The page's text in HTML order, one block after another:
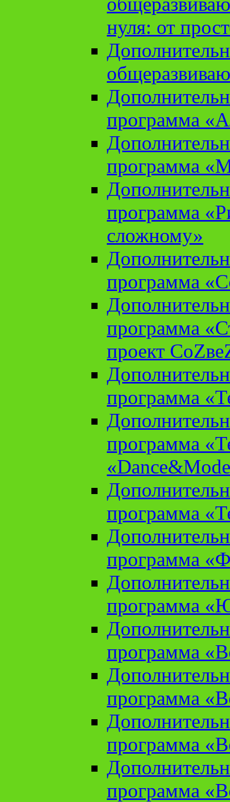
нуля: от
программа
программа
программа
сложному»
программа
программа
проект
программа
программа
программа
программа
программа
программа
программа
программа
программа